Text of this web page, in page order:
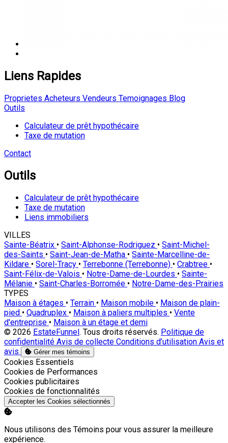
Liens Rapides
Proprietes Acheteurs Vendeurs Temoignages Blog
Outils
Calculateur de prêt hypothécaire
Taxe de mutation
Contact
Outils
Calculateur de prêt hypothécaire
Taxe de mutation
Liens immobiliers
VILLES
Sainte-Béatrix • Saint-Alphonse-Rodriguez • Saint-Michel-
des-Saints • Saint-Jean-de-Matha • Sainte-Marcelline-de-
Kildare • Sorel-Tracy • Terrebonne (Terrebonne) • Crabtree •
Saint-Félix-de-Valois • Notre-Dame-de-Lourdes • Sainte-
Mélanie • Saint-Charles-Borromée • Notre-Dame-des-Prairies
TYPES
Maison à étages • Terrain • Maison mobile • Maison de plain-
pied • Quadruplex • Maison à paliers multiples • Vente
d'entreprise • Maison à un étage et demi
© 2026 EstateFunnel. Tous droits réservés. Politique de
confidentialité Avis de collecte Conditions d’utilisation Avis et
avis
Gérer mes témoins
Activer
Cookies Essentiels
Activer
Cookies de Performances
Activer
Cookies publicitaires
Activer
Cookies de fonctionnalités
Accepter les Cookies sélectionnés
Nous utilisons des Témoins pour vous assurer la meilleure
expérience.